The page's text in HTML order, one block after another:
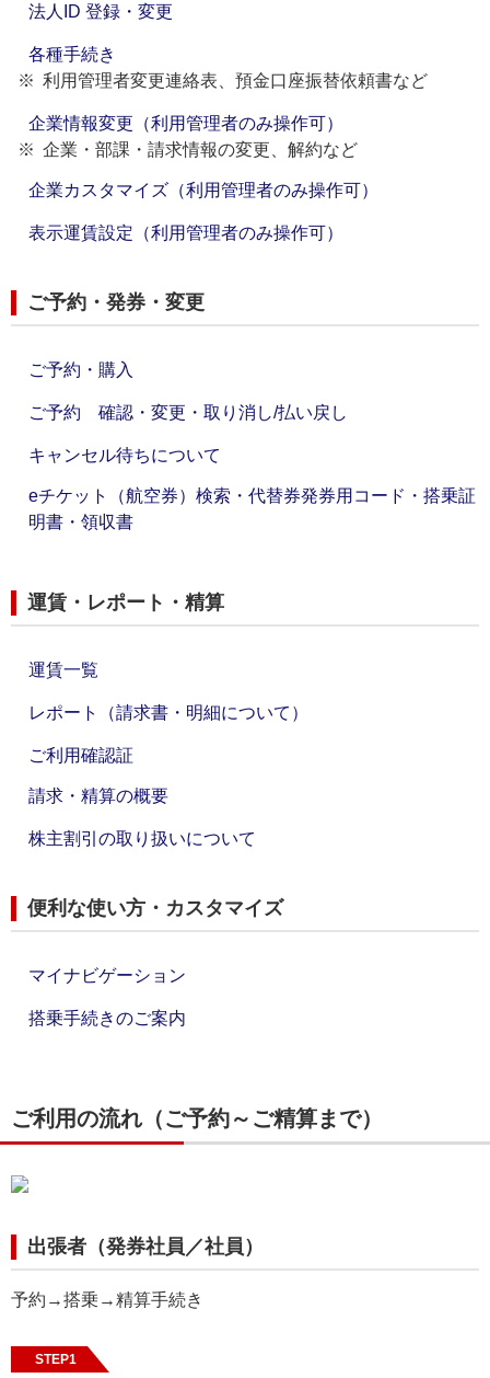
法人ID 登録・変更
各種手続き
利用管理者変更連絡表、預金口座振替依頼書など
企業情報変更（利用管理者のみ操作可）
企業・部課・請求情報の変更、解約など
企業カスタマイズ（利用管理者のみ操作可）
表示運賃設定（利用管理者のみ操作可）
ご予約・発券・変更
ご予約・購入
ご予約 確認・変更・取り消し/払い戻し
キャンセル待ちについて
eチケット（航空券）検索・代替券発券用コード・搭乗証
明書・領収書
運賃・レポート・精算
運賃一覧
レポート（請求書・明細について）
ご利用確認証
請求・精算の概要
株主割引の取り扱いについて
便利な使い方・カスタマイズ
マイナビゲーション
搭乗手続きのご案内
ご利用の流れ（ご予約～ご精算まで）
出張者（発券社員／社員）
予約→搭乗→精算手続き
STEP1